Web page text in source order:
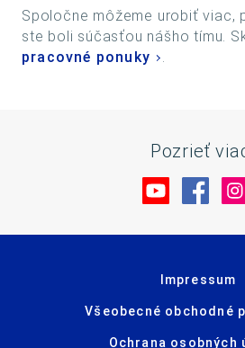
Spoločne môžeme urobiť viac,
ste boli súčasťou nášho tímu.
pracovné ponuky
.
Pozrieť
Navštívte
Impressum
Všeobecné obchodné
Ochrana osobných